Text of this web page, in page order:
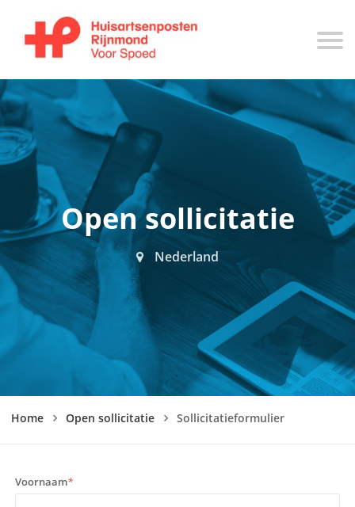
Open sollicitatie
Nederland
Home Open sollicitatie Sollicitatieformulier
Voornaam*